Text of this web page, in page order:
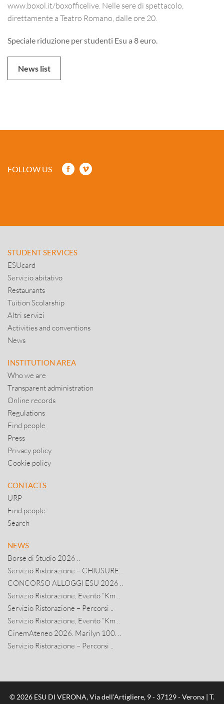
www.boxol.it/boxofficelive. Nelle sere di spettacolo,
direttamente a Teatro Romano, dalle ore 20.
Speciale riduzione per studenti Esu a 8 euro.
News list
FOLLOW US
STUDENT SERVICES
ESUcard
Servizio abitativo
Restaurants
Tuition Scolarship
Altri servizi
Activities and conventions
News
INSTITUTION AREA
Who we are
Transparent administration
Online records
Regulations
Find people
Press
Privacy policy
Cookie policy
CONTACTS
URP
Find people
Search
NEWS
Borse di Studio 2026 ..
Servizio Ristorazione – CHIUSURE ..
CONCORSO ALLOGGI ESU 2026 ..
Servizio Ristorazione, Evento “Km ..
Servizio Ristorazione – Percorsi ..
Servizio Ristorazione, Evento “Km ..
CinemAteneo 2026. Marilyn 100. ..
Servizio Ristorazione – Percorsi ..
© 2026 ESU DI VERONA, Via dell’Artigliere, 9 - 37129 - Verona | T.